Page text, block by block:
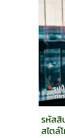
รหัสสิ